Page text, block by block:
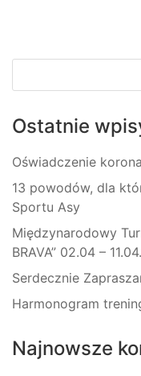
Ostatnie
Oświadczenie
13 powodów, dla
Sportu Asy
Międzynarodowy
BRAVA” 02.04 –
Serdecznie
Harmonogram
Najnowsze